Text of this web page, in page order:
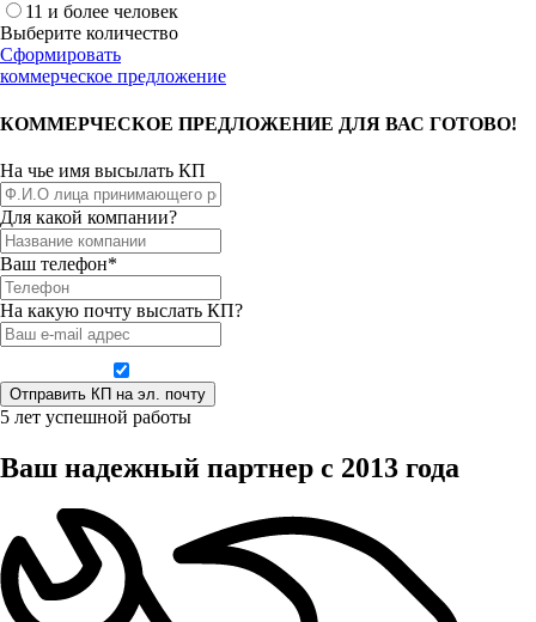
11 и более человек
Выберите количество
Сформировать
коммерческое предложение
КОММЕРЧЕСКОЕ ПРЕДЛОЖЕНИЕ ДЛЯ ВАС ГОТОВО!
На чье имя высылать КП
Для какой компании?
Ваш телефон*
На какую почту выслать КП?
5 лет успешной работы
Ваш надежный партнер с 2013 года